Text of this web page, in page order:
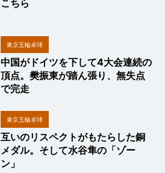
こちら
東京五輪卓球
中国がドイツを下して4大会連続の
頂点。樊振東が踏ん張り、無失点
で完走
東京五輪卓球
互いのリスペクトがもたらした銅
メダル。そして水谷隼の「ゾー
ン」